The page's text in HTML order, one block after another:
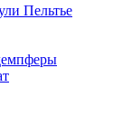
Пельтье